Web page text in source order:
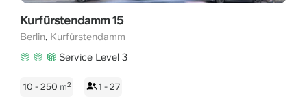
Kurfürstendamm 15
Berlin, Kurfürstendamm
Service Level 3
10 - 250 m2 1 - 27